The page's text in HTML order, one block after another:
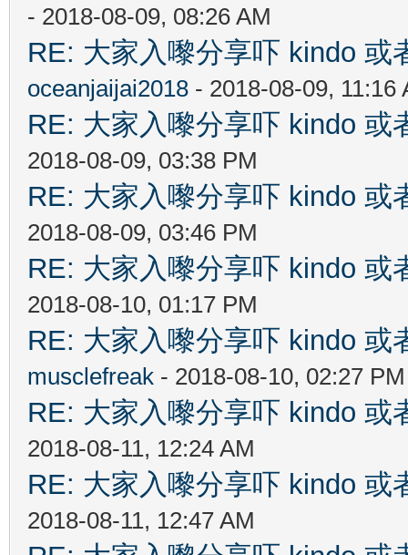
- 2018-08-09, 08:26 AM
RE: 大家入嚟分享吓 kindo 或
oceanjaijai2018 - 2018-08-09, 11:16
RE: 大家入嚟分享吓 kindo 或
2018-08-09, 03:38 PM
RE: 大家入嚟分享吓 kindo 或
2018-08-09, 03:46 PM
RE: 大家入嚟分享吓 kindo 或
2018-08-10, 01:17 PM
RE: 大家入嚟分享吓 kindo 或
musclefreak - 2018-08-10, 02:27 PM
RE: 大家入嚟分享吓 kindo 或
2018-08-11, 12:24 AM
RE: 大家入嚟分享吓 kindo 或
2018-08-11, 12:47 AM